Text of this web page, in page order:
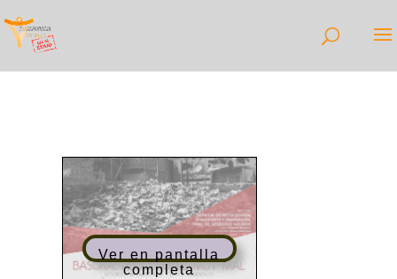
Ver en pantalla
completa